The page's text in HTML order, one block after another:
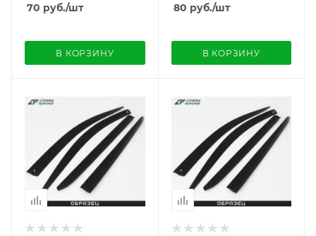
70 руб./шт
В КОРЗИНУ
80 руб./шт
В КОРЗИНУ